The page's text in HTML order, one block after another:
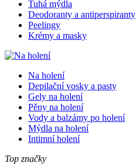
Tuhá mýdla
Deodoranty a antiperspiranty
Peelingy
Krémy a masky
Na holení
Depilační vosky a pasty
Gely na holení
Pěny na holení
Vody a balzámy po holení
Mýdla na holení
Intimní holení
Top značky